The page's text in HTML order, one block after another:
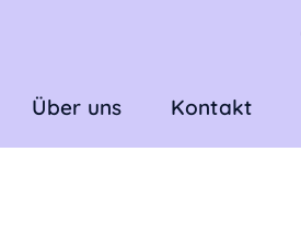
Über uns Kontakt